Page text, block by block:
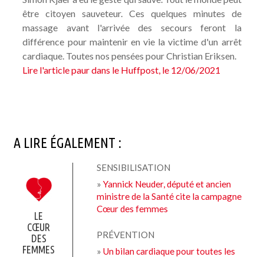
NOTRE COMITÉ DES PATIENTS
ESPACE CHERCHEURS
TÉLÉCHARGEMENTS
être citoyen sauveteur. Ces quelques minutes de
massage avant l'arrivée des secours feront la
différence pour maintenir en vie la victime d'un arrêt
cardiaque. Toutes nos pensées pour Christian Eriksen.
Lire l'article paur dans le Huffpost, le 12/06/2021
A LIRE ÉGALEMENT :
LE
CŒUR
DES
FEMMES
SENSIBILISATION
»Yannick Neuder, député et ancien
ministre de la Santé cite la campagne
Cœur des femmes
PRÉVENTION
»Un bilan cardiaque pour toutes les